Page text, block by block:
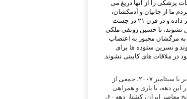
پزشکی را از آنها دریغ می
ما از جانیان و آدمکشان،
دادخواهی نکرده و آنها را به دست دادگاه و قانون نسپرده است. ما باید این دور باطل را تغییر داده و در قرن ۲۱ در جست
نشوند، تا حسین رونقی ملکی
به مرگشان مجبور به اعتصاب
و نسرین ستوده ها برای
در ملاقات های کابینی نشوند.
به امید رسیدن به همین خواسته های انسانی بود که چهار سال پیش، اواخر شهریور ١٣٨۶برابر با سپتامبر ۲٠٠٧، جمعی از
دهه، با یاری و همراهی
فعالان عرصه های سیاسی و اجتماعی، تصمیم به رسیدگی مردمی به هولناک ترین کشتار تاریخ معاصر ایران، کشتار دهه ۶۰،